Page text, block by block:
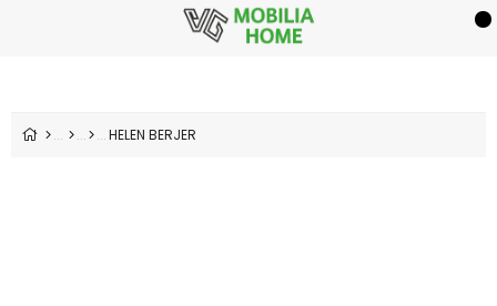
HELEN BERJER